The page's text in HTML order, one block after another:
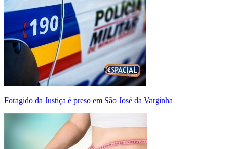
Foragido da Justiça é preso em São José da Varginha